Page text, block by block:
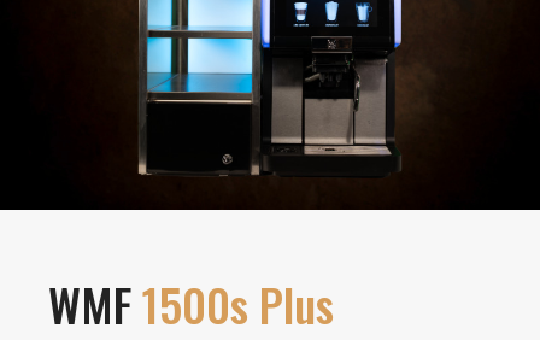
WMF1500s Plus